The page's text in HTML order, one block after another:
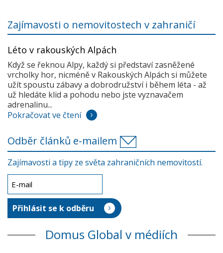
Zajímavosti o nemovitostech v zahraničí
Léto v rakouských Alpách
Když se řeknou Alpy, každý si představí zasněžené
vrcholky hor, nicméně v Rakouských Alpách si můžete
užít spoustu zábavy a dobrodružství i během léta - až
už hledáte klid a pohodu nebo jste vyznavačem
adrenalinu...
Pokračovat ve čtení
Odběr článků e-mailem
Zajímavosti a tipy ze světa zahraničních nemovitostí.
Domus Global v médiích